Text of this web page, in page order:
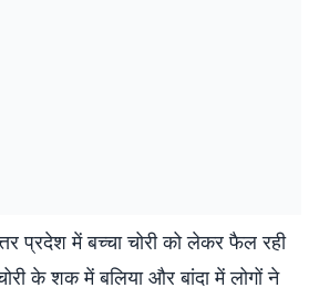
प्रदेश में बच्चा चोरी को लेकर फैल रही
के शक में बलिया और बांदा में लोगों ने